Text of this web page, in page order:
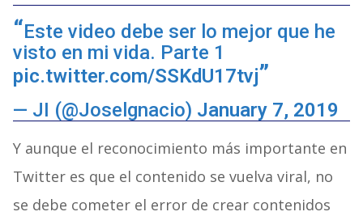
Este video debe ser lo mejor que he
visto en mi vida. Parte 1
pic.twitter.com/SSKdU17tvj
— JI (@Joselgnacio) January 7, 2019
Y aunque el reconocimiento más importante en
Twitter es que el contenido se vuelva viral, no
se debe cometer el error de crear contenidos